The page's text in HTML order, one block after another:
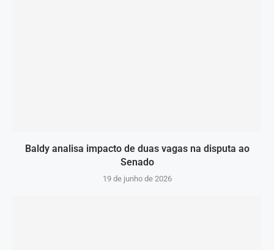
Baldy analisa impacto de duas vagas na disputa ao
Senado
19 de junho de 2026